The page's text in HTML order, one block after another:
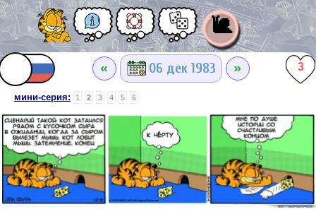
🐌
« 06 дек 1983 » 3
мини-серия: 1 2 3 4 5 6